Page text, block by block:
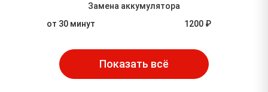
Замена аккумулятора
от 30 минут
1200 ₽
Показать всё